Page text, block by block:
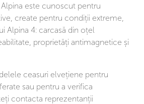
Alpina este cunoscut pentru
create pentru condiții extreme,
Alpina 4: carcasă din oțel
proprietăți antimagnetice și
ceasuri elvețiene pentru
sau pentru a verifica
contacta reprezentanții